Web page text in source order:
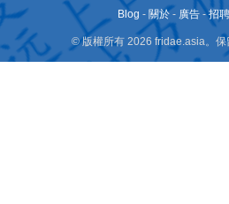
Blog - 關於 - 廣告 -招
© 版權所有 2026 fridae.asia。